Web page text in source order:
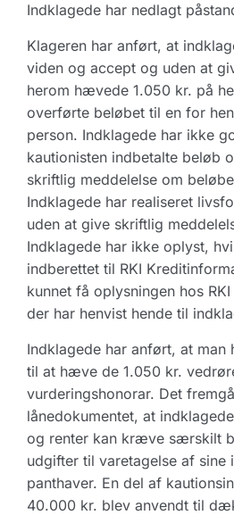
Indklagede har nedlagt
Klageren har anført, at
viden og accept og uden at
herom hævede 1.050 kr. på
overførte beløbet til en for
person. Indklagede har ikke
kautionisten indbetalte beløb
skriftlig meddelelse om
Indklagede har realiseret
uden at give skriftlig
Indklagede har ikke oplyst,
indberettet til RKI
kunnet få oplysningen hos
der har henvist hende til
Indklagede har anført, at
til at hæve de 1.050 kr.
vurderingshonorar. Det
lånedokumentet, at
og renter kan kræve særskilt
udgifter til varetagelse af sine
panthaver. En del af
40.000 kr. blev anvendt til